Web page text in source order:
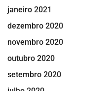
janeiro 2021
dezembro 2020
novembro 2020
outubro 2020
setembro 2020